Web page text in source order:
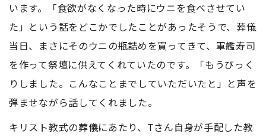
います。「食欲がなくなった時にウニを食べさせてい
た」という話をどこかでしたことがあったそうで、葬儀
当日、まさにそのウニの瓶詰めを買ってきて、軍艦寿司
を作って祭壇に供えてくれていたのです。「もうびっく
りしました。こんなことまでしていただいたと」と声を
弾ませながら話してくれました。
キリスト教式の葬儀にあたり、Tさん自身が手配した教